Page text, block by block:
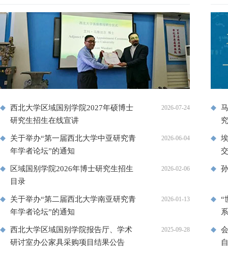
西北大学区域国别学院2027年硕博士
研究生招生在线宣讲
2026-07-24
关于举办“第一届西北大学中亚研究青
年学者论坛”的通知
2026-06-04
区域国别学院2026年博士研究生招生
目录
2026-02-06
关于举办“第二届西北大学南亚研究青
年学者论坛”的通知
2026-01-13
西北大学区域国别学院报告厅、学术
研讨室办公家具采购项目结果公告
2025-09-28
“